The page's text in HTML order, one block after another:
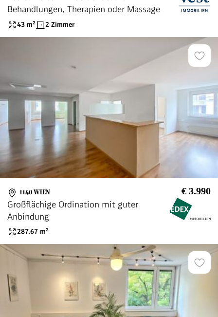
Behandlungen, Therapien oder Massage
43 m² 2 Zimmer
1140 WIEN € 3.990
Großflächige Ordination mit guter
Anbindung
287.67 m²